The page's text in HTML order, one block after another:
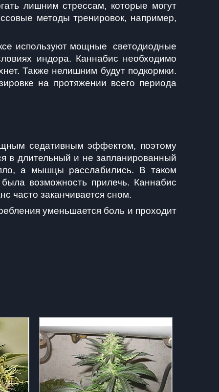
лишним стрессам, которые могут
методы тренировок, например,
используют мощные  светодиодные
индора. Каннабис необходимо
Также нелишним будут подкормки.
на протяжении всего периода
седативным эффектом, поэтому
в длительный и не запланированный
а мышцы расслабились. В таком
возможность прилечь. Каннабис
часто заканчивается сном.
уменьшается боль и проходит